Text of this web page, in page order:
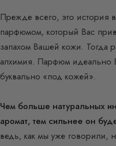
Прежде всего, это история
парфюмом, который Вас
запахом Вашей кожи. Тогда
алхимия. Парфюм идеально
буквально «под кожей».
Чем больше натуральных
аромат, тем сильнее он
ведь, как мы уже говорили,